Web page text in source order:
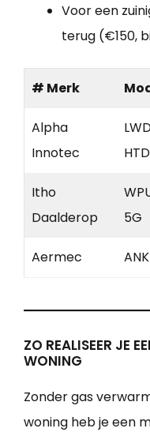
Voor een
terug (€150,
# Merk
Alpha
Innotec
HTD
Itho
Daalderop
5G
Aermec
ZO REALISEER JE
WONING
Zonder gas
woning heb je een